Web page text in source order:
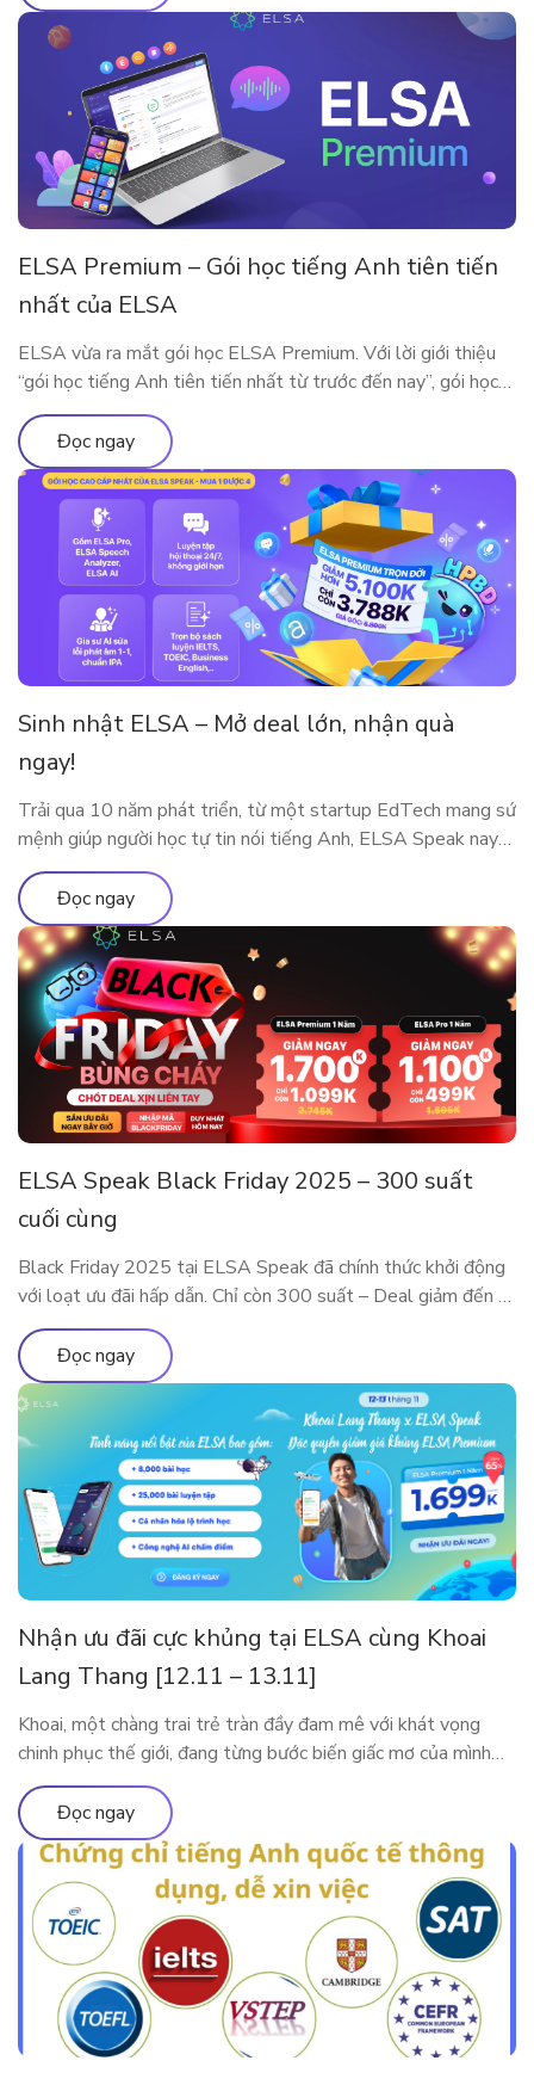
ELSA Premium – Gói học tiếng Anh tiên tiến
nhất của ELSA
ELSA vừa ra mắt gói học ELSA Premium. Với lời giới thiệu
“gói học tiếng Anh tiên tiến nhất từ trước đến nay”, gói học
này bao gồm những gì?
Đọc ngay
Sinh nhật ELSA – Mở deal lớn, nhận quà
ngay!
Trải qua 10 năm phát triển, từ một startup EdTech mang sứ
mệnh giúp người học tự tin nói tiếng Anh, ELSA Speak nay
đã trở thành nền tảng luyện phát âm và giao tiếp ứng dụng
AI được hàng triệu người dùng tại nhiều quốc gia tin tưởng
lựa chọn. Cột mốc 10 năm […]
Đọc ngay
ELSA Speak Black Friday 2025 – 300 suất
cuối cùng
Black Friday 2025 tại ELSA Speak đã chính thức khởi động
với loạt ưu đãi hấp dẫn. Chỉ còn 300 suất – Deal giảm đến 5
Triệu sắp cháy hàng! Đây là dịp đặc biệt trong năm để sở
hữu các gói ELSA Premium và ELSA Pro với giá ưu đãi hiếm
có. Trải nghiệm […]
Đọc ngay
Nhận ưu đãi cực khủng tại ELSA cùng Khoai
Lang Thang [12.11 – 13.11]
Khoai, một chàng trai trẻ tràn đầy đam mê với khát vọng
chinh phục thế giới, đang từng bước biến giấc mơ của mình
thành hiện thực. Tuy nhiên, thử thách lớn nhất mà anh phải
đối mặt trên hành trình này là tiếng Anh. Với ý chí kiên định,
Khoai đã bắt đầu hành […]
Đọc ngay